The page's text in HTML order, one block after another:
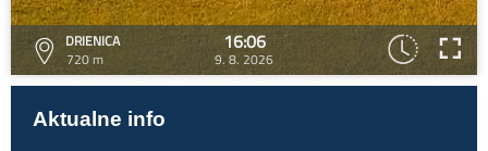
DRIENICA
720 m
16:06
9. 8. 2026
Aktualne info